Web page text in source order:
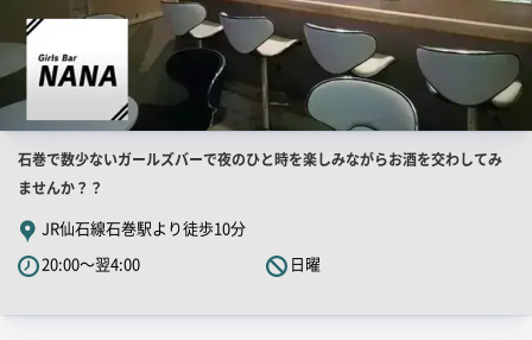
店
舗
PR
キ
ャ
石巻で数少ないガールズバーで夜のひと時を楽しみながらお酒を交わしてみ
ませんか？？
JR仙石線石巻駅より徒歩10分
20:00～翌4:00
日曜